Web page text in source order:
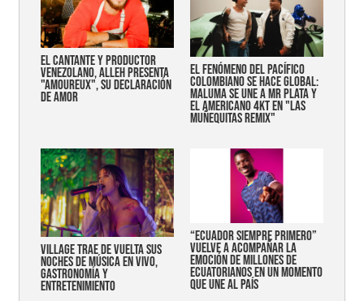
EL CANTANTE Y PRODUCTOR
VENEZOLANO, ALLEH PRESENTA
"AMOUREUX", SU DECLARACIÓN
DE AMOR
EL FENÓMENO DEL PACÍFICO
COLOMBIANO SE HACE GLOBAL:
MALUMA SE UNE A MR PLATA Y
EL AMERICANO 4KT EN "LAS
MUÑEQUITAS REMIX"
Village trae de vuelta sus
noches de música en vivo,
gastronomía y
entretenimiento
“Ecuador siempre primero”
vuelve a acompañar la
emoción de millones de
ecuatorianos en un momento
que une al país